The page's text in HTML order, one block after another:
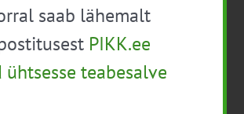
saab lähemalt
PIKK.ee
teabesalve